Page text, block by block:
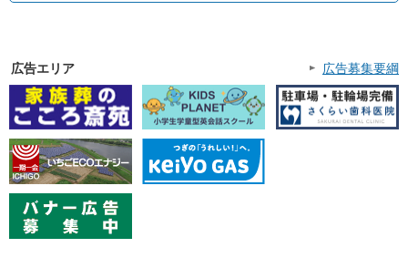
広告エリア 広告募集要綱